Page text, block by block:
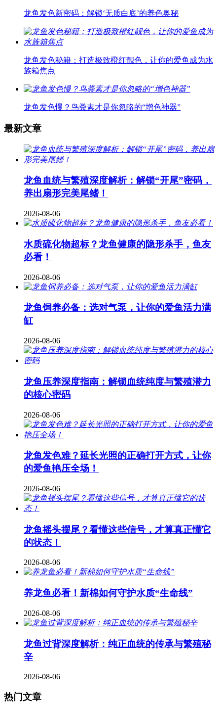
龙鱼发色新密码：解锁‘无质白底’的养色奥秘
龙鱼发色秘籍：打造极致橙红靓色，让你的爱鱼成为水
族箱焦点
龙鱼发色慢？鸟粪素才是你忽略的“增色神器”
最新文章
龙鱼血统与繁殖深度解析：解锁“开尾”密码，
养出扇形完美尾鳍！
2026-08-06
水质硫化物超标？龙鱼健康的隐形杀手，鱼友
必看！
2026-08-06
龙鱼饲养必备：选对气泵，让你的爱鱼活力满
缸
2026-08-06
龙鱼压养深度指南：解锁血统纯度与繁殖潜力
的核心密码
2026-08-06
龙鱼发色难？延长光照的正确打开方式，让你
的爱鱼艳压全场！
2026-08-06
龙鱼摇头摆尾？看懂这些信号，才算真正懂它
的状态！
2026-08-06
养龙鱼必看！新棉如何守护水质“生命线”
2026-08-06
龙鱼过背深度解析：纯正血统的传承与繁殖秘
辛
2026-08-06
热门文章